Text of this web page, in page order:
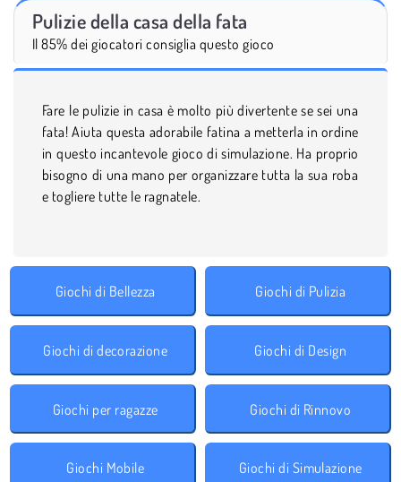
Pulizie della casa della fata
Il 85% dei giocatori consiglia questo gioco
Fare le pulizie in casa è molto più divertente se sei una
fata! Aiuta questa adorabile fatina a metterla in ordine
in questo incantevole gioco di simulazione. Ha proprio
bisogno di una mano per organizzare tutta la sua roba
e togliere tutte le ragnatele.
Giochi di Bellezza Giochi di Pulizia
Giochi di decorazione Giochi di Design
Giochi per ragazze Giochi di Rinnovo
Giochi Mobile Giochi di Simulazione